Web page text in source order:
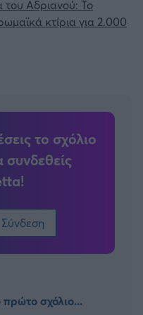
Αδριανού: Το
κτίρια για 2.000
το σχόλιο
συνδεθείς
Σύνδεση
σχόλιο...